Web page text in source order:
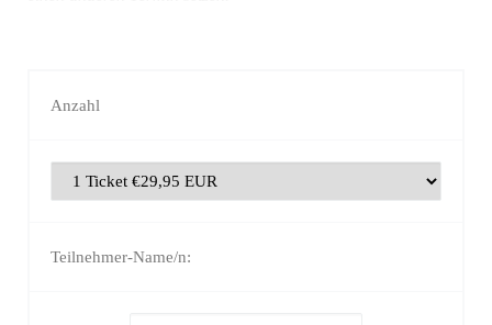
Anzahl
Teilnehmer-Name/n: